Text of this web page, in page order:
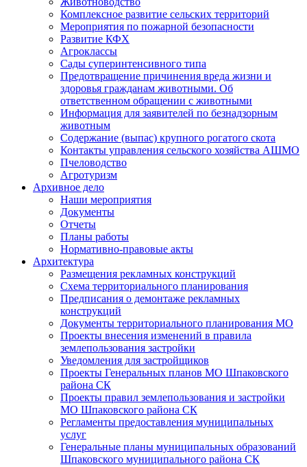
Комплексное развитие сельских территорий
Мероприятия по пожарной безопасности
Развитие КФХ
Агроклассы
Сады суперинтенсивного типа
Предотвращение причинения вреда жизни и
здоровья гражданам животными. Об
ответственном обращении с животными
Информация для заявителей по безнадзорным
животным
Содержание (выпас) крупного рогатого скота
Контакты управления сельского хозяйства АШМО
Пчеловодство
Агротуризм
Архивное дело
Наши мероприятия
Документы
Отчеты
Планы работы
Нормативно-правовые акты
Архитектура
Размещения рекламных конструкций
Схема территориального планирования
Предписания о демонтаже рекламных
конструкций
Документы территориального планирования МО
Проекты внесения изменений в правила
землепользования застройки
Уведомления для застройщиков
Проекты Генеральных планов МО Шпаковского
района СК
Проекты правил землепользования и застройки
МО Шпаковского района СК
Регламенты предоставления муниципальных
услуг
Генеральные планы муниципальных образований
Шпаковского муниципального района СК